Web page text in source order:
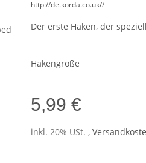
http://de.korda.co.uk//
Der erste Haken, der
Hakengröße
5,99 €
inkl. 20% USt. ,